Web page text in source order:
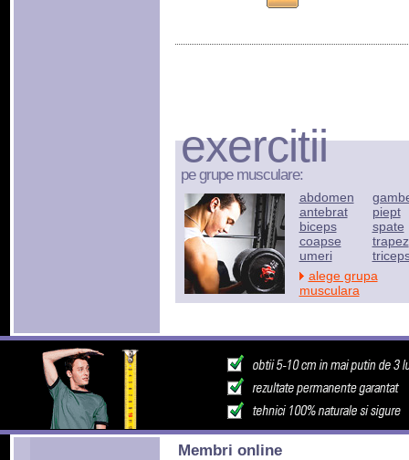
exercitii
pe grupe musculare:
abdomen
antebrat
biceps
coapse
umeri
piept
spate
trapez
alege grupa
musculara
Membri online